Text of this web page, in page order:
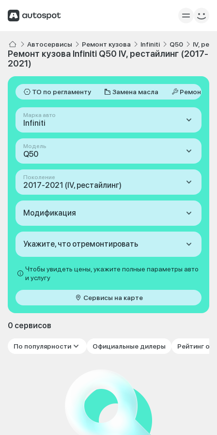
Автосервисы Ремонт кузова Infiniti Q50 IV,
Ремонт кузова Infiniti Q50 IV, рестайлинг (2017-
2021)
ТО по регламенту Замена масла Ремонт
Марка авто
Infiniti
Модель
Q50
Поколение
2017-2021 (IV, рестайлинг)
Модификация
Укажите, что отремонтировать
Чтобы увидеть цены, укажите полные параметры авто
и услугу
Сервисы на карте
0 сервисов
По популярности Официальные дилеры Рейтинг